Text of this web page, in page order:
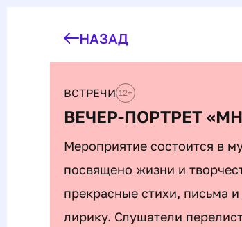
НАЗАД
ВСТРЕЧИ 12+
ВЕЧЕР-ПОРТРЕТ
Мероприятие состоится в
посвящено жизни и
прекрасные стихи, письма
лирику. Слушатели